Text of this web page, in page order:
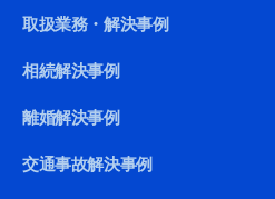
取扱業務・解決事例
相続解決事例
離婚解決事例
交通事故解決事例